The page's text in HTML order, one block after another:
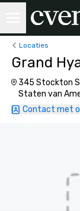
Locaties
Grand
345 Stockton
Staten van
Contact met